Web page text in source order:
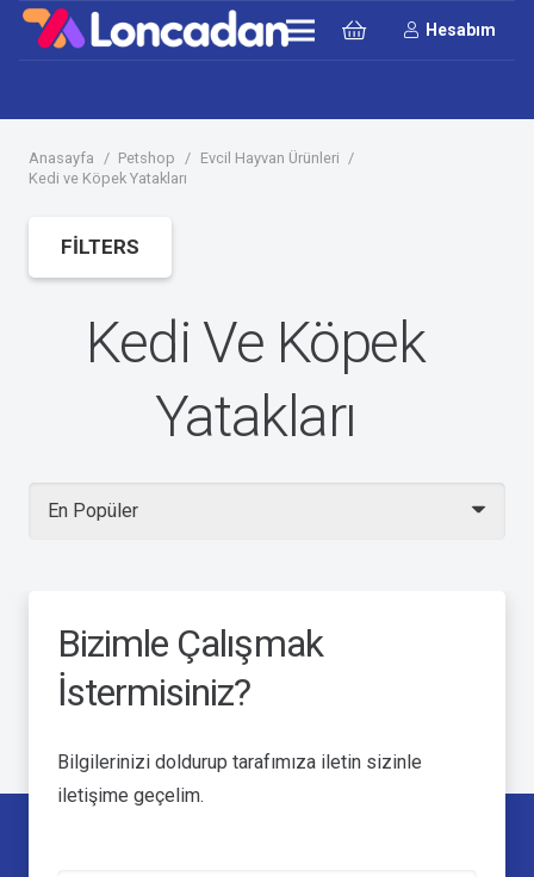
Hesabım
Anasayfa / Petshop / Evcil Hayvan Ürünleri /
Kedi ve Köpek Yatakları
Kedi Ve Köpek
Yatakları
FILTERS
Bizimle Çalışmak
İstermisiniz?
Bilgilerinizi doldurup tarafımıza iletin sizinle
iletişime geçelim.